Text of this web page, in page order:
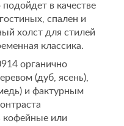
подойдет в качестве
спален и
холст для стилей
классика.
органично
(дуб, ясень),
и фактурным
кофейные или